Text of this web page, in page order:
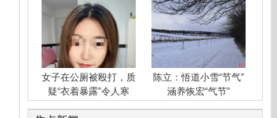
女子在公厕被殴打，质
疑“衣着暴露”令人寒
陈立：悟道小雪“节气”
涵养恢宏“气节”